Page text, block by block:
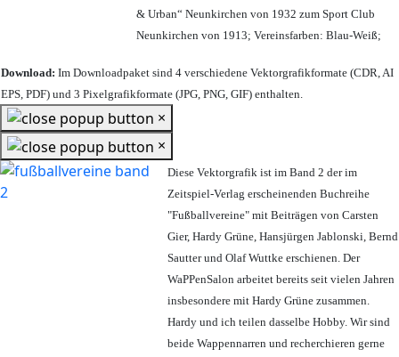
& Urban“ Neunkirchen von 1932 zum Sport Club
Neunkirchen von 1913; Vereinsfarben: Blau-Weiß;
Download: Im Downloadpaket sind 4 verschiedene Vektorgrafikformate (CDR, AI
EPS, PDF) und 3 Pixelgrafikformate (JPG, PNG, GIF) enthalten.
×
×
Diese Vektorgrafik ist im Band 2 der im
Zeitspiel-Verlag erscheinenden Buchreihe
"Fußballvereine" mit Beiträgen von Carsten
Gier, Hardy Grüne, Hansjürgen Jablonski, Bernd
Sautter und Olaf Wuttke erschienen. Der
WaPPenSalon arbeitet bereits seit vielen Jahren
insbesondere mit Hardy Grüne zusammen.
Hardy und ich teilen dasselbe Hobby. Wir sind
beide Wappennarren und recherchieren gerne